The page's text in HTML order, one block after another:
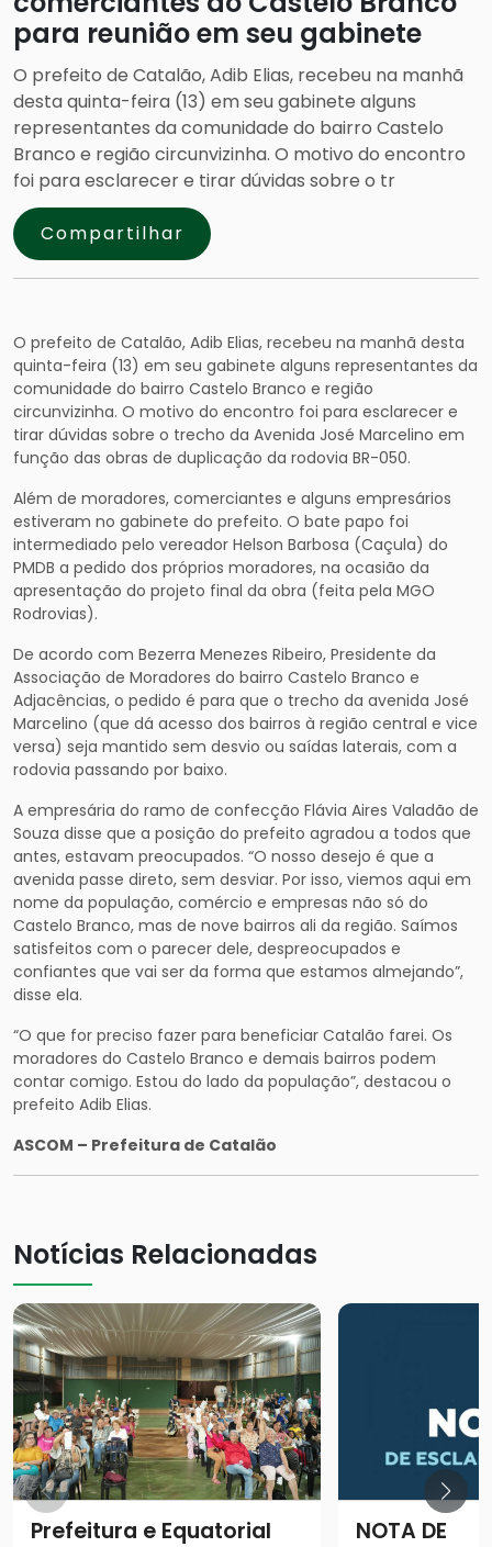
para reunião em seu gabinete
O prefeito de Catalão, Adib Elias, recebeu na manhã
desta quinta-feira (13) em seu gabinete alguns
representantes da comunidade do bairro Castelo
Branco e região circunvizinha. O motivo do encontro
foi para esclarecer e tirar dúvidas sobre o tr
Compartilhar
O prefeito de Catalão, Adib Elias, recebeu na manhã desta
quinta-feira (13) em seu gabinete alguns representantes da
comunidade do bairro Castelo Branco e região
circunvizinha. O motivo do encontro foi para esclarecer e
tirar dúvidas sobre o trecho da Avenida José Marcelino em
função das obras de duplicação da rodovia BR-050.
Além de moradores, comerciantes e alguns empresários
estiveram no gabinete do prefeito. O bate papo foi
intermediado pelo vereador Helson Barbosa (Caçula) do
PMDB a pedido dos próprios moradores, na ocasião da
apresentação do projeto final da obra (feita pela MGO
Rodrovias).
De acordo com Bezerra Menezes Ribeiro, Presidente da
Associação de Moradores do bairro Castelo Branco e
Adjacências, o pedido é para que o trecho da avenida José
Marcelino (que dá acesso dos bairros à região central e vice
versa) seja mantido sem desvio ou saídas laterais, com a
rodovia passando por baixo.
A empresária do ramo de confecção Flávia Aires Valadão de
Souza disse que a posição do prefeito agradou a todos que
antes, estavam preocupados. “O nosso desejo é que a
avenida passe direto, sem desviar. Por isso, viemos aqui em
nome da população, comércio e empresas não só do
Castelo Branco, mas de nove bairros ali da região. Saímos
satisfeitos com o parecer dele, despreocupados e
confiantes que vai ser da forma que estamos almejando”,
disse ela.
“O que for preciso fazer para beneficiar Catalão farei. Os
moradores do Castelo Branco e demais bairros podem
contar comigo. Estou do lado da população”, destacou o
prefeito Adib Elias.
ASCOM – Prefeitura de Catalão
Notícias Relacionadas
Prefeitura e Equatorial
NOTA DE